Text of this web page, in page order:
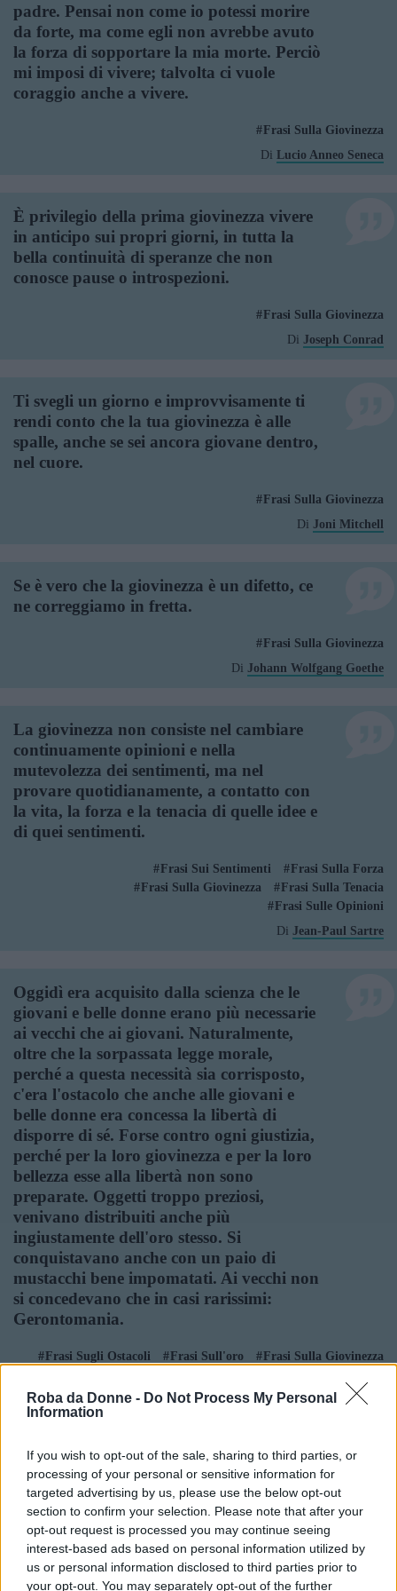
Roba da Donne - Do Not Process My Personal
Information
If you wish to opt-out of the sale, sharing to third parties, or
processing of your personal or sensitive information for
targeted advertising by us, please use the below opt-out
section to confirm your selection. Please note that after your
opt-out request is processed you may continue seeing
interest-based ads based on personal information utilized by
us or personal information disclosed to third parties prior to
your opt-out. You may separately opt-out of the further
padre. Pensai non come io potessi morire
da forte, ma come egli non avrebbe avuto
la forza di sopportare la mia morte. Perciò
mi imposi di vivere; talvolta ci vuole
coraggio anche a vivere.
Frasi Sulla Giovinezza
Di Lucio Anneo Seneca
È privilegio della prima giovinezza vivere
in anticipo sui propri giorni, in tutta la
bella continuità di speranze che non
conosce pause o introspezioni.
Frasi Sulla Giovinezza
Di Joseph Conrad
Ti svegli un giorno e improvvisamente ti
rendi conto che la tua giovinezza è alle
spalle, anche se sei ancora giovane dentro,
nel cuore.
Frasi Sulla Giovinezza
Di Joni Mitchell
Se è vero che la giovinezza è un difetto, ce
ne correggiamo in fretta.
Frasi Sulla Giovinezza
Di Johann Wolfgang Goethe
La giovinezza non consiste nel cambiare
continuamente opinioni e nella
mutevolezza dei sentimenti, ma nel
provare quotidianamente, a contatto con
la vita, la forza e la tenacia di quelle idee e
di quei sentimenti.
Frasi Sui Sentimenti
Frasi Sulla Forza
Frasi Sulla Giovinezza
Frasi Sulla Tenacia
Frasi Sulle Opinioni
Di Jean-Paul Sartre
Oggidì era acquisito dalla scienza che le
giovani e belle donne erano più necessarie
ai vecchi che ai giovani. Naturalmente,
oltre che la sorpassata legge morale,
perché a questa necessità sia corrisposto,
c'era l'ostacolo che anche alle giovani e
belle donne era concessa la libertà di
disporre di sé. Forse contro ogni giustizia,
perché per la loro giovinezza e per la loro
bellezza esse alla libertà non sono
preparate. Oggetti troppo preziosi,
venivano distribuiti anche più
ingiustamente dell'oro stesso. Si
conquistavano anche con un paio di
mustacchi bene impomatati. Ai vecchi non
si concedevano che in casi rarissimi:
Gerontomania.
Frasi Sugli Ostacoli Frasi Sull'oro
Frasi Sulla Giovinezza
Di Italo Svevo
Chiunque smetta di imparare è vecchio,
che abbia 20 o 80 anni. Chiunque
continui ad imparare resterà giovane. La
più grande cosa nella vita è mantenere la
propria mente giovane.
Frasi Sulla Giovinezza
Frasi Sulla Mente